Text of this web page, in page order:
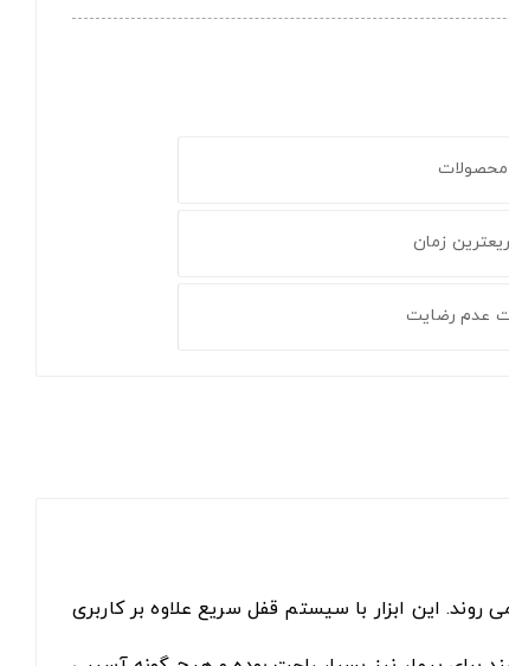
محصولات
زمان
عدم رضایت
روند. این ابزار با سیستم قفل سریع علاوه بر کاربری